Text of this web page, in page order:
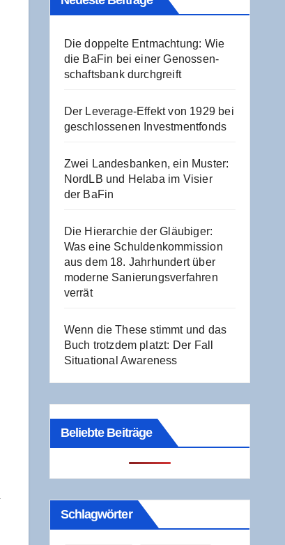
Die dop­pel­te Ent­mach­tung: Wie
die BaFin bei einer Genos­sen­
schafts­bank durchgreift
Der Levera­ge-Effekt von 1929 bei
geschlos­se­nen Investmentfonds
Zwei Lan­des­ban­ken, ein Mus­ter:
NordLB und Hela­ba im Visier
der BaFin
Die Hier­ar­chie der Gläu­bi­ger:
Was eine Schul­den­kom­mis­si­on
aus dem 18. Jahr­hun­dert über
moder­ne Sanie­rungs­ver­fah­ren
verrät
Wenn die The­se stimmt und das
Buch trotz­dem platzt: Der Fall
Situa­tio­nal Awareness
Beliebte Beiträge
Schlag­wör­ter